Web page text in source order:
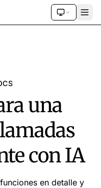
una
con IA
en detalle y